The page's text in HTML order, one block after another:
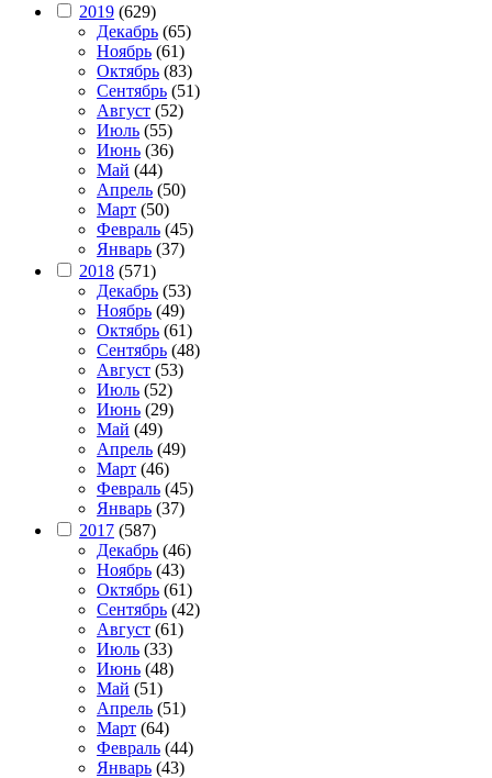
2019 (629)
Декабрь (65)
Ноябрь (61)
Октябрь (83)
Сентябрь (51)
Август (52)
Июль (55)
Июнь (36)
Май (44)
Апрель (50)
Март (50)
Февраль (45)
Январь (37)
2018 (571)
Декабрь (53)
Ноябрь (49)
Октябрь (61)
Сентябрь (48)
Август (53)
Июль (52)
Июнь (29)
Май (49)
Апрель (49)
Март (46)
Февраль (45)
Январь (37)
2017 (587)
Декабрь (46)
Ноябрь (43)
Октябрь (61)
Сентябрь (42)
Август (61)
Июль (33)
Июнь (48)
Май (51)
Апрель (51)
Март (64)
Февраль (44)
Январь (43)